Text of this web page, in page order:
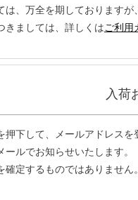
は、万全を期しております
きましては、詳しくはご利用
入荷
押下して、メールアドレスを
ルでお知らせいたします。
定するものではありません。